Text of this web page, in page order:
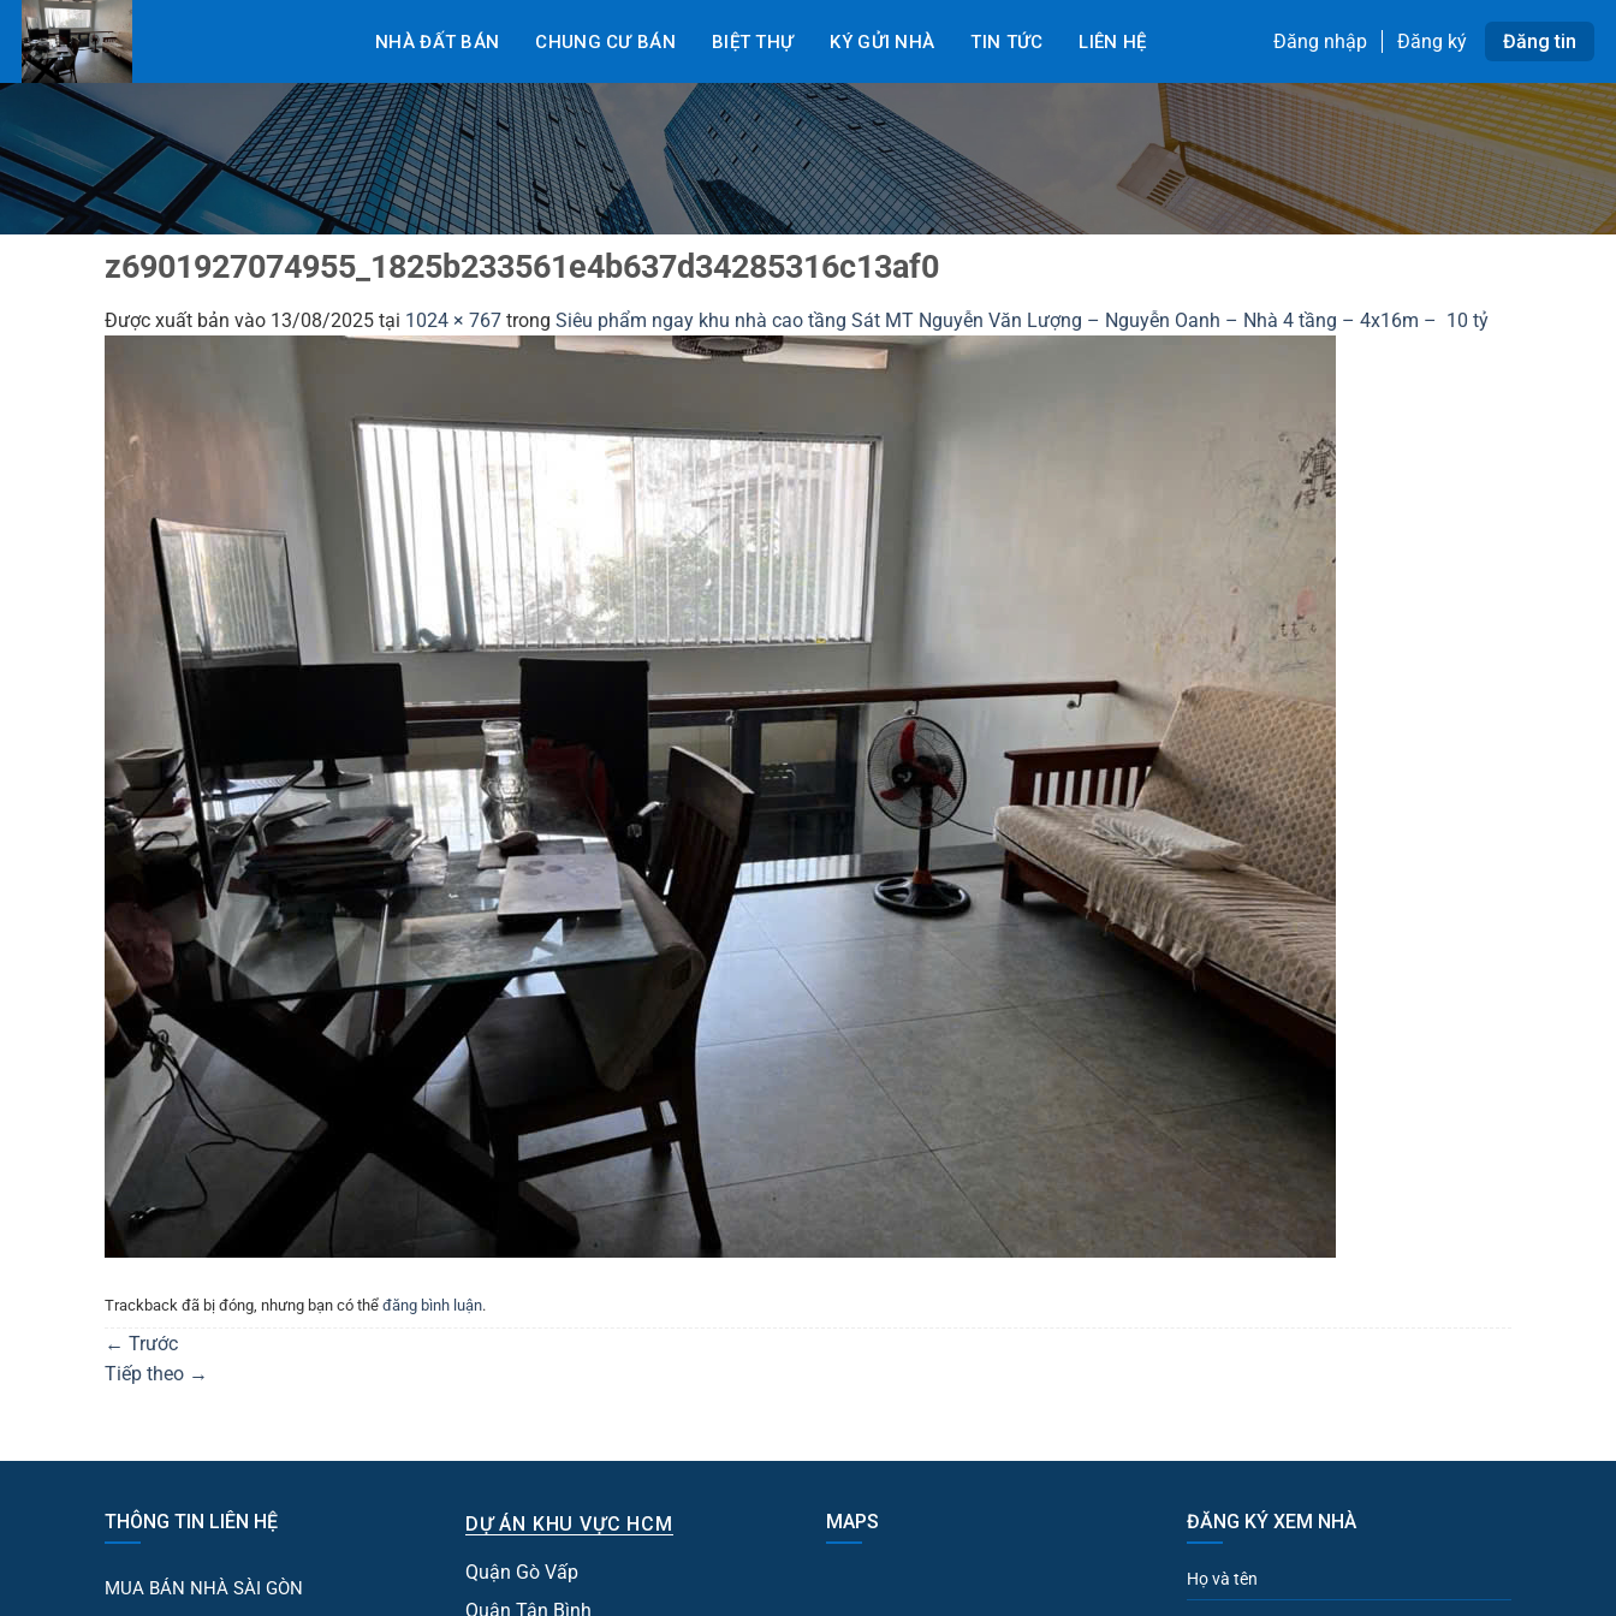
qua
nội
NHÀ ĐẤT BÁN CHUNG CƯ BÁN BIỆT THỰ KÝ GỬI NHÀ TIN TỨC LIÊN HỆ Đăng nhập Đăng ký Đăng tin
z6901927074955_1825b233561e4b637d34285316c13af0
Được xuất bản vào 13/08/2025 tại 1024 × 767 trong Siêu phẩm ngay khu nhà cao tầng Sát MT Nguyễn Văn Lượng – Nguyễn Oanh – Nhà 4 tầng – 4x16m – 10 tỷ
Trackback đã bị đóng, nhưng bạn có thể đăng bình luận.
← Trước
Tiếp theo →
THÔNG TIN LIÊN HỆ
MUA BÁN NHÀ SÀI GÒN
DỰ ÁN KHU VỰC HCM
Quận Gò Vấp
Quận Tân Bình
MAPS ĐĂNG KÝ XEM NHÀ